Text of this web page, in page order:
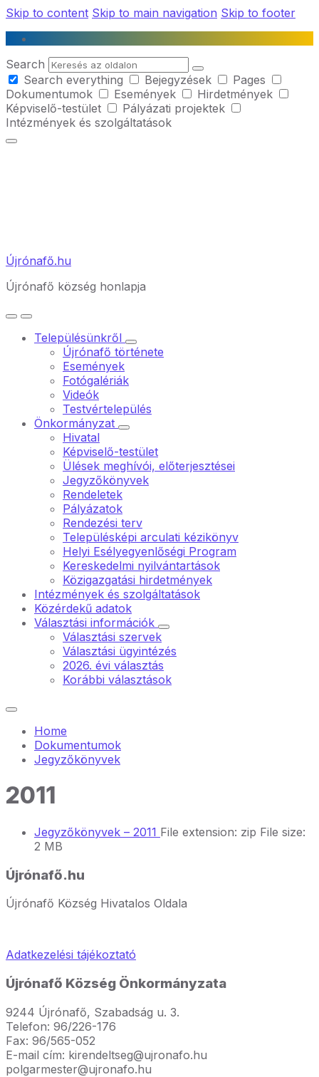
Skip to content Skip to main navigation Skip to footer
Search
Search everything
Bejegyzések
Pages
Dokumentumok
Események
Hirdetmények
Képviselő-testület
Pályázati projektek
Intézmények és szolgáltatások
Újrónafő.hu
Újrónafő község honlapja
Településünkről
Újrónafő története
Események
Fotógalériák
Videók
Testvértelepülés
Önkormányzat
Hivatal
Képviselő-testület
Ülések meghívói, előterjesztései
Jegyzőkönyvek
Rendeletek
Pályázatok
Rendezési terv
Településképi arculati kézikönyv
Helyi Esélyegyenlőségi Program
Kereskedelmi nyilvántartások
Közigazgatási hirdetmények
Intézmények és szolgáltatások
Közérdekű adatok
Választási információk
Választási szervek
Választási ügyintézés
2026. évi választás
Korábbi választások
Home
Dokumentumok
Jegyzőkönyvek
2011
Jegyzőkönyvek – 2011 File extension: zip File size:
2 MB
Újrónafő.hu
Újrónafő Község Hivatalos Oldala
Adatkezelési tájékoztató
Újrónafő Község Önkormányzata
9244 Újrónafő, Szabadság u. 3.
Telefon: 96/226-176
Fax: 96/565-052
E-mail cím: kirendeltseg@ujronafo.hu
polgarmester@ujronafo.hu